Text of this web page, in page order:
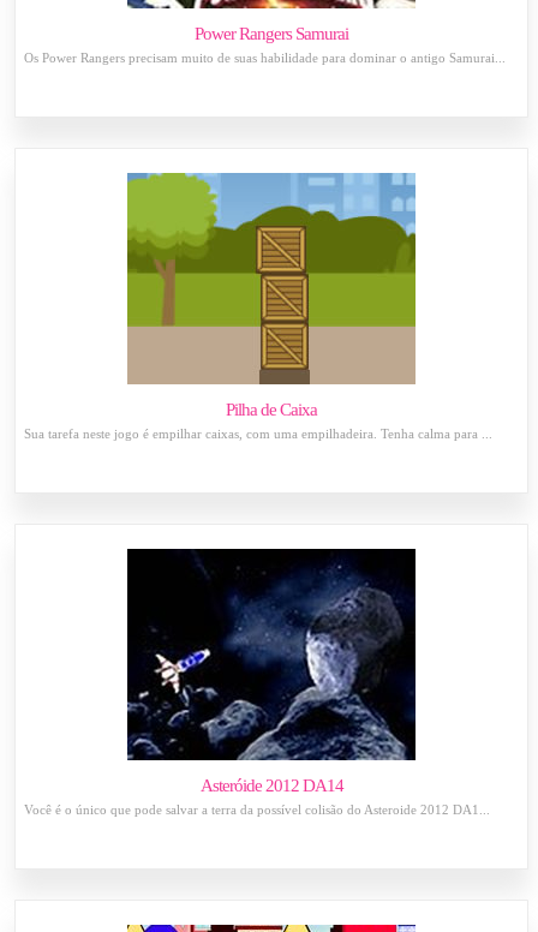
Power Rangers Samurai
Os Power Rangers precisam muito de suas habilidade para dominar o antigo Samurai...
Pilha de Caixa
Sua tarefa neste jogo é empilhar caixas, com uma empilhadeira. Tenha calma para ...
Asteróide 2012 DA14
Você é o único que pode salvar a terra da possível colisão do Asteroide 2012 DA1...